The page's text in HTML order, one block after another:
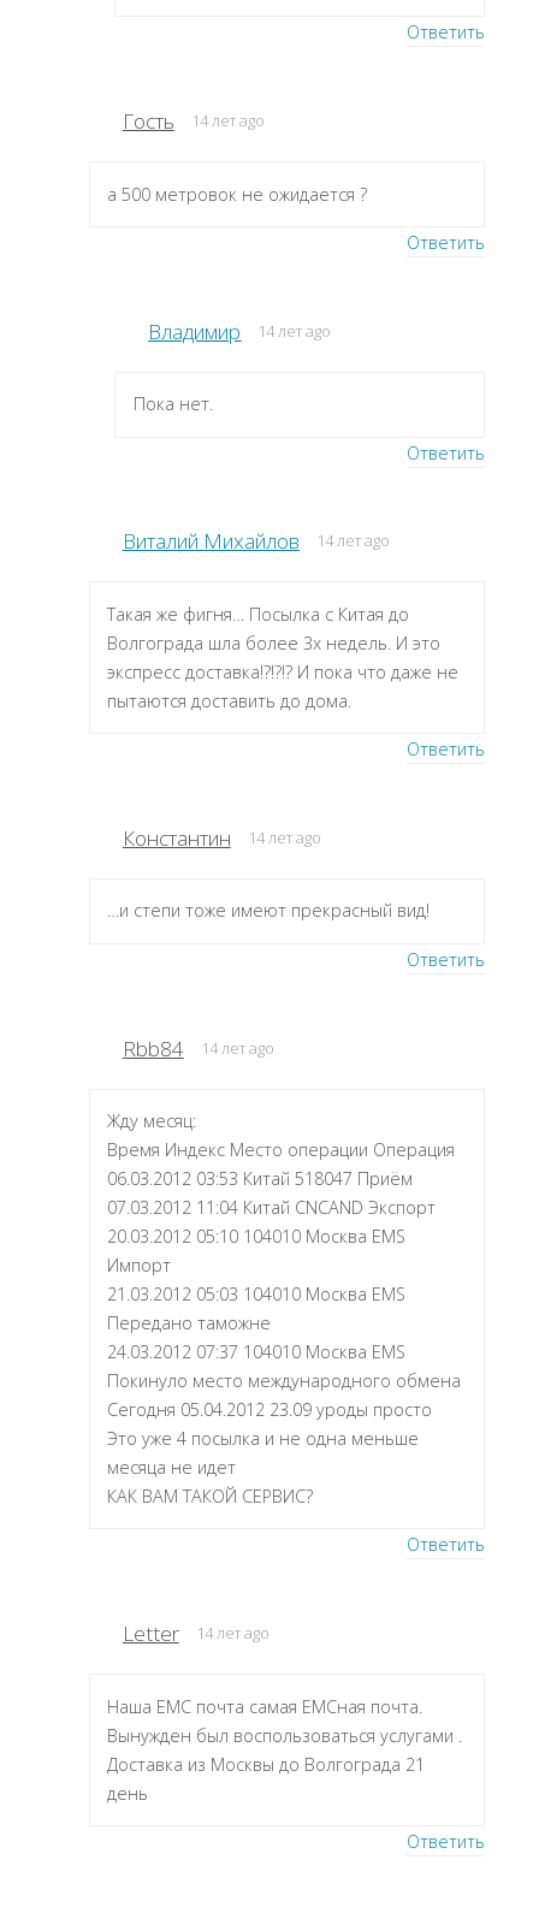
Ответить
Гость 14 лет ago
а 500 метровок не ожидается ?
Ответить
Владимир 14 лет ago
Пока нет.
Ответить
Виталий Михайлов 14 лет ago
Такая же фигня… Посылка с Китая до
Волгограда шла более 3х недель. И это
экспресс доставка!?!?!? И пока что даже не
пытаются доставить до дома.
Ответить
Константин 14 лет ago
…и степи тоже имеют прекрасный вид!
Ответить
Rbb84 14 лет ago
Жду месяц:
Время Индекс Место операции Операция
06.03.2012 03:53 Китай 518047 Приём
07.03.2012 11:04 Китай CNCAND Экспорт
20.03.2012 05:10 104010 Москва EMS
Импорт
21.03.2012 05:03 104010 Москва EMS
Передано таможне
24.03.2012 07:37 104010 Москва EMS
Покинуло место международного обмена
Сегодня 05.04.2012 23.09 уроды просто
Это уже 4 посылка и не одна меньше
месяца не идет
КАК ВАМ ТАКОЙ СЕРВИС?
Ответить
Letter 14 лет ago
Наша ЕМС почта самая ЕМСная почта.
Вынужден был воспользоваться услугами .
Доставка из Москвы до Волгограда 21
день
Ответить